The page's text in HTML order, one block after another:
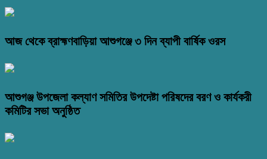
আজ থেকে ব্রাহ্মণবাড়িয়া আশুগঞ্জে ৩ দিন ব্যাপী বার্ষিক ওরস
আশুগঞ্জ উপজেলা কল্যাণ সমিতির উপদেষ্টা পরিষদের বরণ ও কার্যকরী
কমিটির সভা অনুষ্ঠিত